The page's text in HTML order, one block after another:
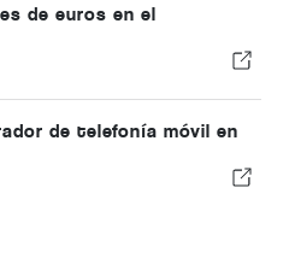
de euros en el
de telefonía móvil en